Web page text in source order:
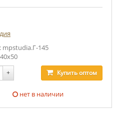
mpstudia.Г-145
+ Купитьоптом
нет в наличии